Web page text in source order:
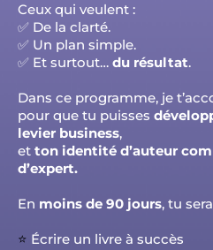
Ceux qui veulent :
✅ De la clarté.
✅ Un plan simple.
✅ Et surtout… du résultat.
Dans ce programme, je
pour que tu puisses
levier business,
et ton identité d’auteur
d’expert.
En moins de 90 jours, tu
⭐️ Écrire un livre à succès